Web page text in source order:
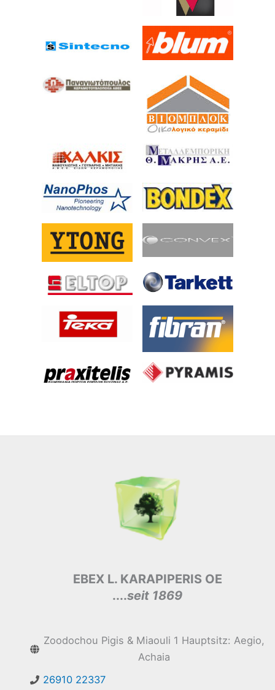
EBEX L. KARAPIPERIS OE
....seit 1869
Zoodochou Pigis & Miaouli 1 Hauptsitz: Aegio,
Achaia
26910 22337